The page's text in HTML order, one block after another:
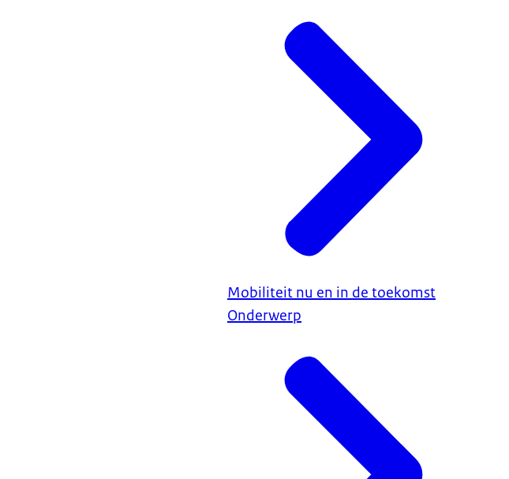
Mobiliteit nu en in de toekomst
Onderwerp